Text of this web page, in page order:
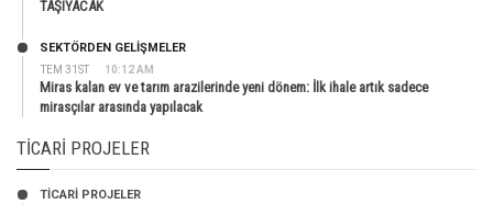
TAŞIYACAK
TEM 31ST 10:12 AM
SEKTÖRDEN GELIŞMELER
Miras kalan ev ve tarım arazilerinde yeni dönem: İlk ihale artık sadece
mirasçılar arasında yapılacak
TICARI PROJELER
TİCARİ PROJELER